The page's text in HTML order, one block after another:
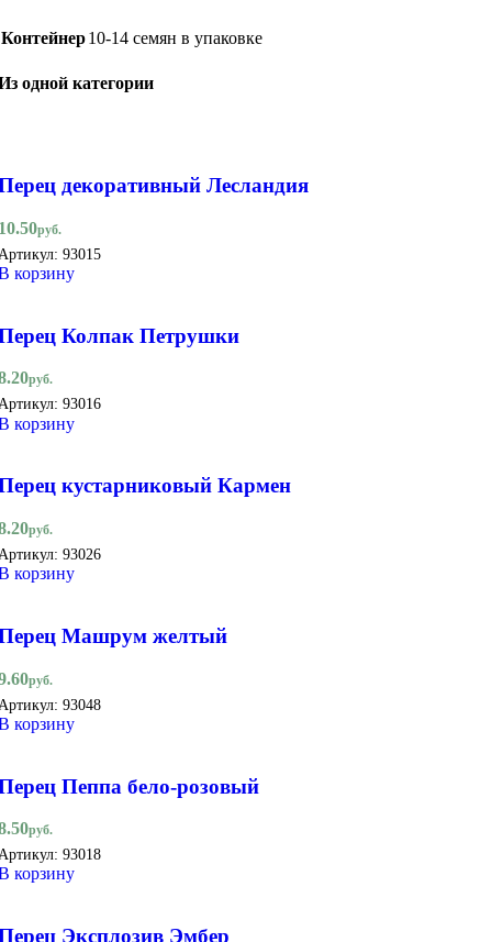
Контейнер10-14 семян в упаковке
одной категории
декоративный Лесландия
руб.
93015
корзину
Колпак Петрушки
руб.
93016
корзину
кустарниковый Кармен
руб.
93026
корзину
Машрум желтый
руб.
93048
корзину
Пеппа бело-розовый
руб.
93018
корзину
Экcплозив Эмбер